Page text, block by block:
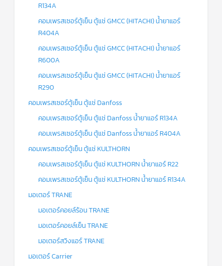
R134A
คอมเพรสเซอร์ตู้เย็น ตู้แช่ GMCC (HITACHI) น้ำยาแอร์
R404A
คอมเพรสเซอร์ตู้เย็น ตู้แช่ GMCC (HITACHI) น้ำยาแอร์
R600A
คอมเพรสเซอร์ตู้เย็น ตู้แช่ GMCC (HITACHI) น้ำยาแอร์
R290
คอมเพรสเซอร์ตู้เย็น ตู้แช่ Danfoss
คอมเพรสเซอร์ตู้เย็น ตู้แช่ Danfoss น้ำยาแอร์ R134A
คอมเพรสเซอร์ตู้เย็น ตู้แช่ Danfoss น้ำยาแอร์ R404A
คอมเพรสเซอร์ตู้เย็น ตู้แช่ KULTHORN
คอมเพรสเซอร์ตู้เย็น ตู้แช่ KULTHORN น้ำยาแอร์ R22
คอมเพรสเซอร์ตู้เย็น ตู้แช่ KULTHORN น้ำยาแอร์ R134A
มอเตอร์ TRANE
มอเตอร์คอยล์ร้อน TRANE
มอเตอร์คอยล์เย็น TRANE
มอเตอร์สวิงแอร์ TRANE
มอเตอร์ Carrier